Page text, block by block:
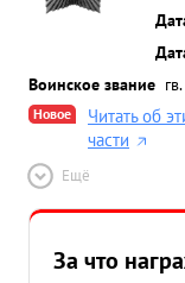
Воинское звание
Новое
Читать об
части
Ещё
За что